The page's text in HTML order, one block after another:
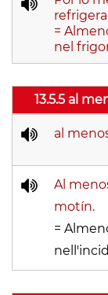
=
nel
13.5.5 al
al
Al
motín.
=